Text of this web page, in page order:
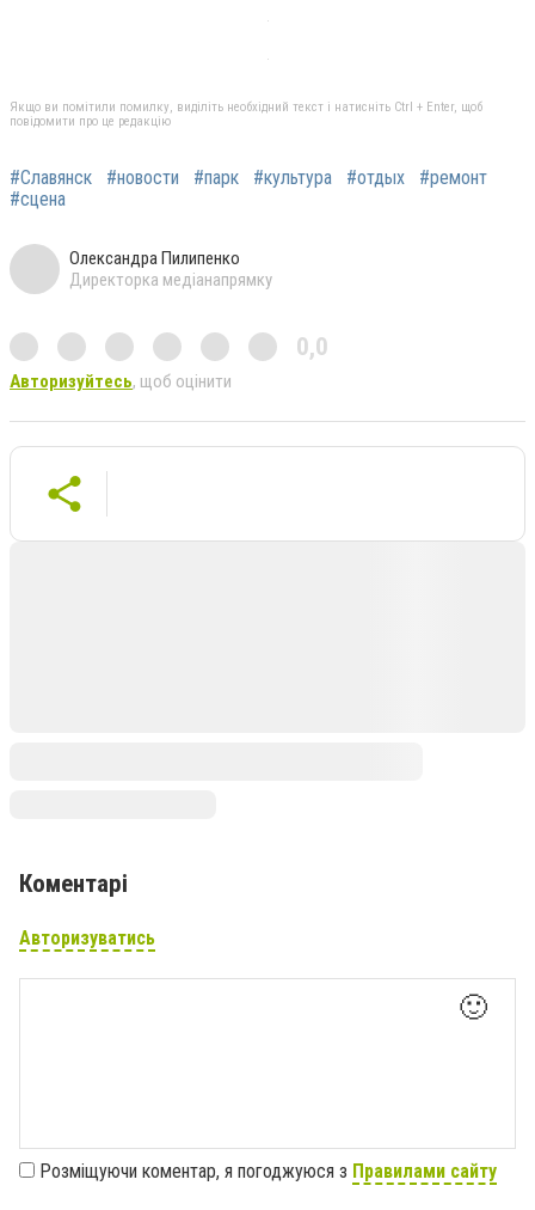
Якщо ви помітили помилку, виділіть необхідний текст і натисніть Ctrl + Enter, щоб
повідомити про це редакцію
#Славянск #новости #парк #культура #отдых
#ремонт
#сцена
Олександра Пилипенко
Директорка медіанапрямку
0,0
Авторизуйтесь, щоб оцінити
Коментарі
Авторизуватись
🙂
Розміщуючи коментар, я погоджуюся з Правилами сайту